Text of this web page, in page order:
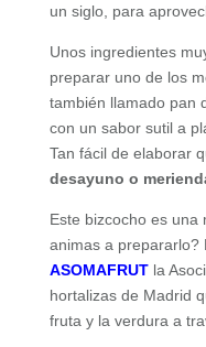
un siglo, para
Unos ingredientes
preparar uno de los
también llamado pan
con un sabor sutil a
Tan fácil de elaborar
desayuno o
Este bizcocho es una
animas a prepararlo?
ASOMAFRUT la
hortalizas de Madrid
fruta y la verdura a